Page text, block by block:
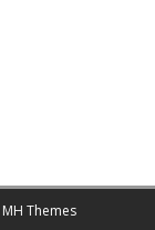
MH Themes